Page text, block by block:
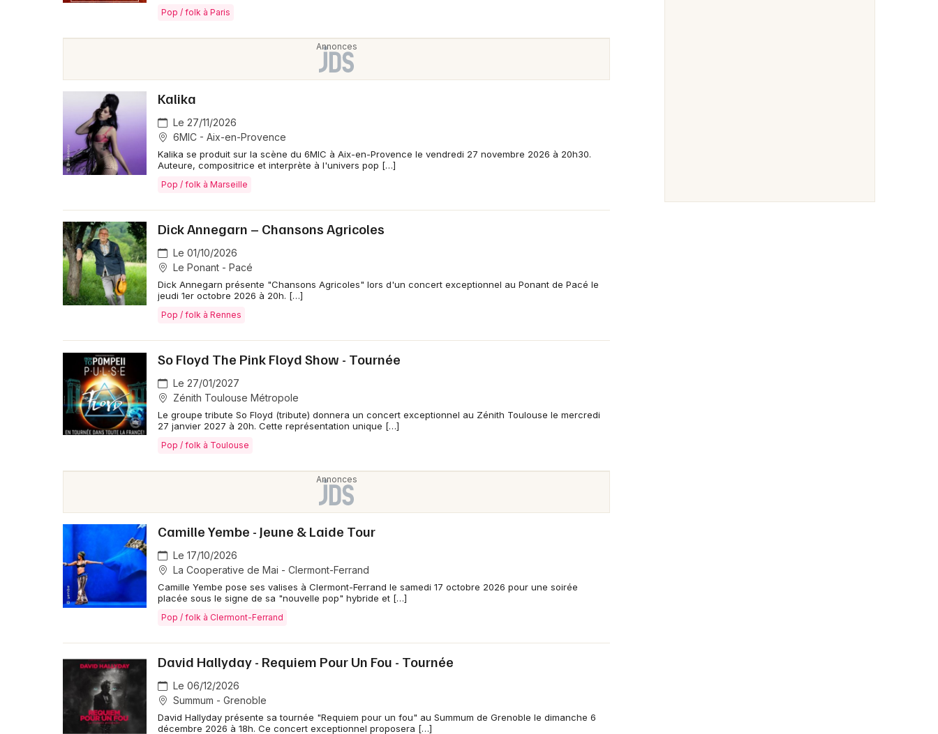
Pop / folk à Paris
Kalika
Le 27/11/2026
6MIC - Aix-en-Provence
Kalika se produit sur la scène du 6MIC à Aix-en-Provence le vendredi 27 novembre 2026 à 20h30.
Auteure, compositrice et interprète à l'univers pop […]
Pop / folk à Marseille
Dick Annegarn – Chansons Agricoles
Le 01/10/2026
Le Ponant - Pacé
Dick Annegarn présente "Chansons Agricoles" lors d'un concert exceptionnel au Ponant de Pacé le
jeudi 1er octobre 2026 à 20h. […]
Pop / folk à Rennes
So Floyd The Pink Floyd Show - Tournée
Le 27/01/2027
Zénith Toulouse Métropole
Le groupe tribute So Floyd (tribute) donnera un concert exceptionnel au Zénith Toulouse le mercredi
27 janvier 2027 à 20h. Cette représentation unique […]
Pop / folk à Toulouse
Camille Yembe - Jeune & Laide Tour
Le 17/10/2026
La Cooperative de Mai - Clermont-Ferrand
Camille Yembe pose ses valises à Clermont-Ferrand le samedi 17 octobre 2026 pour une soirée
placée sous le signe de sa "nouvelle pop" hybride et […]
Pop / folk à Clermont-Ferrand
David Hallyday - Requiem Pour Un Fou - Tournée
Le 06/12/2026
Summum - Grenoble
David Hallyday présente sa tournée "Requiem pour un fou" au Summum de Grenoble le dimanche 6
décembre 2026 à 18h. Ce concert exceptionnel proposera […]